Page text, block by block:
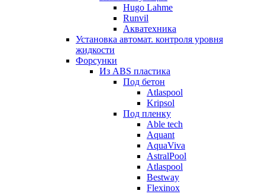
Hugo Lahme
Runvil
Акватехника
Установка автомат. контроля уровня
жидкости
Форсунки
Из ABS пластика
Под бетон
Atlaspool
Kripsol
Под пленку
Able tech
Aquant
AquaViva
AstralPool
Atlaspool
Bestway
Flexinox